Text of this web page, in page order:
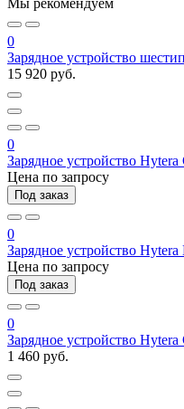
Мы рекомендуем
0
Зарядное устройство
15 920 руб.
0
Зарядное устройство
Цена по запросу
Под заказ
0
Зарядное устройство
Цена по запросу
Под заказ
0
Зарядное устройство
1 460 руб.